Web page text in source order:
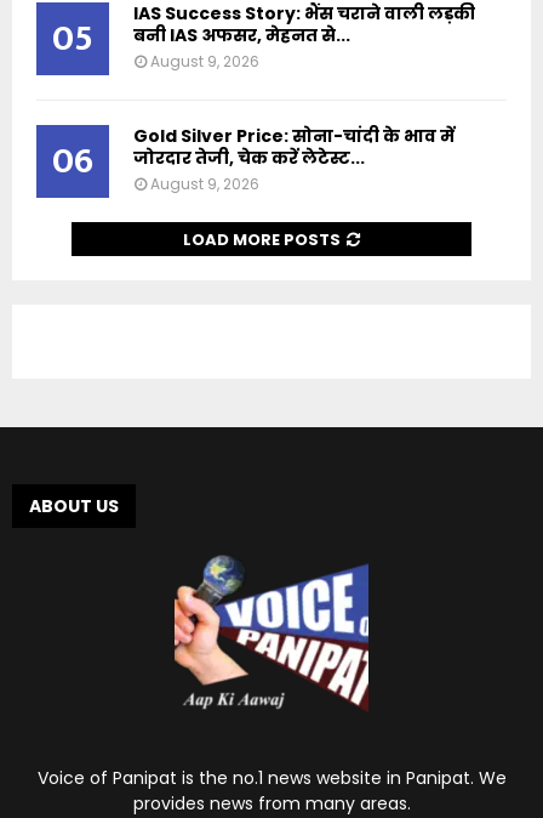
05
IAS Success Story: भैंस चराने वाली लड़की
बनी IAS अफसर, मेहनत से...
August 9, 2026
06
Gold Silver Price: सोना-चांदी के भाव में
जोरदार तेजी, चेक करें लेटेस्ट...
August 9, 2026
LOAD MORE POSTS
ABOUT US
Voice of Panipat is the no.1 news website in Panipat. We
provides news from many areas.